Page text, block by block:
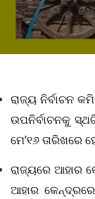
ରାଜ୍ୟ ନିର୍ବାଚନ
ଉପନିର୍ବାଚନକୁ
ମେ’୧୬ ତାରିଖରେ
ରାଜ୍ୟରେ ଆହାର
ଆହାର